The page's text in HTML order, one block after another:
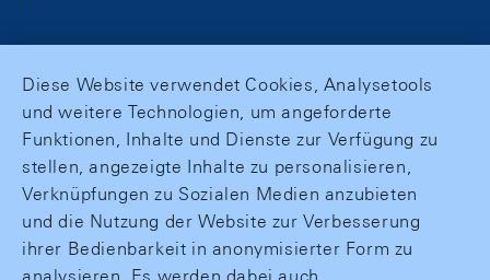
Diese Website verwendet Cookies, Analysetools
und weitere Technologien, um angeforderte
Funktionen, Inhalte und Dienste zur Verfügung zu
stellen, angezeigte Inhalte zu personalisieren,
Verknüpfungen zu Sozialen Medien anzubieten
und die Nutzung der Website zur Verbesserung
ihrer Bedienbarkeit in anonymisierter Form zu